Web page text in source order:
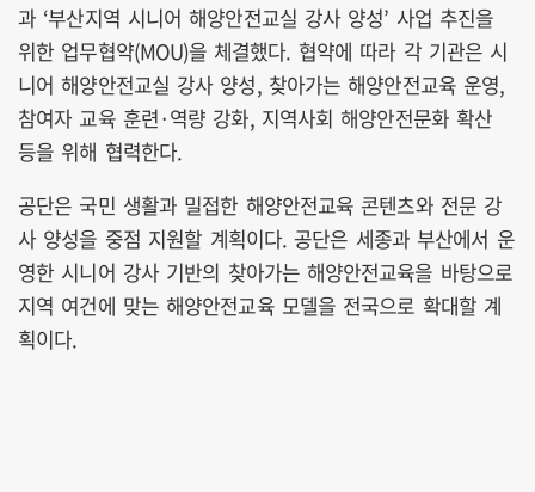
과 ‘부산지역 시니어 해양안전교실 강사 양성’ 사업 추진을
위한 업무협약(MOU)을 체결했다. 협약에 따라 각 기관은 시
니어 해양안전교실 강사 양성, 찾아가는 해양안전교육 운영,
참여자 교육 훈련·역량 강화, 지역사회 해양안전문화 확산
등을 위해 협력한다.
공단은 국민 생활과 밀접한 해양안전교육 콘텐츠와 전문 강
사 양성을 중점 지원할 계획이다. 공단은 세종과 부산에서 운
영한 시니어 강사 기반의 찾아가는 해양안전교육을 바탕으로
지역 여건에 맞는 해양안전교육 모델을 전국으로 확대할 계
획이다.